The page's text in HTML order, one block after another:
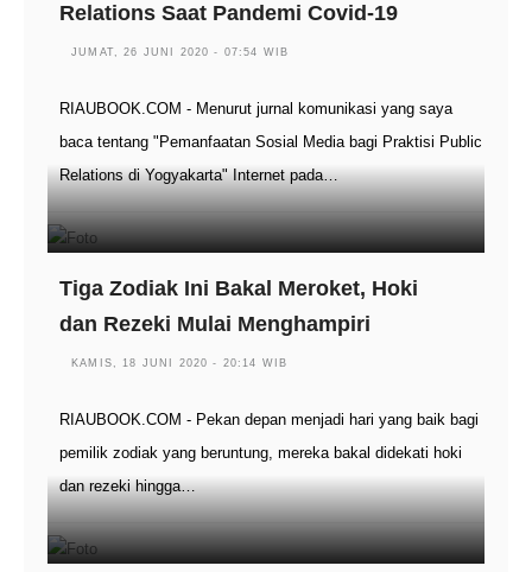
Relations Saat Pandemi Covid-19
JUMAT, 26 JUNI 2020 - 07:54 WIB
RIAUBOOK.COM - Menurut jurnal komunikasi yang saya
baca tentang "Pemanfaatan Sosial Media bagi Praktisi Public
Relations di Yogyakarta" Internet pada…
Tiga Zodiak Ini Bakal Meroket, Hoki
dan Rezeki Mulai Menghampiri
KAMIS, 18 JUNI 2020 - 20:14 WIB
RIAUBOOK.COM - Pekan depan menjadi hari yang baik bagi
pemilik zodiak yang beruntung, mereka bakal didekati hoki
dan rezeki hingga…